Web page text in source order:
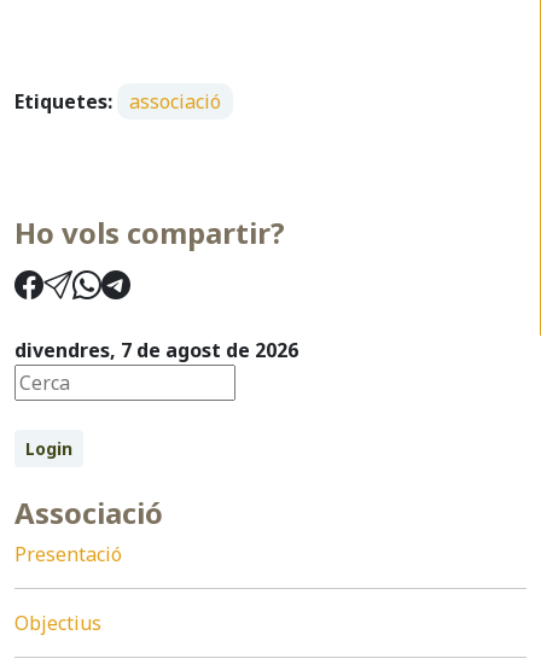
Etiquetes: associació
Ho vols compartir?
divendres, 7 de agost de 2026
Login
Associació
Presentació
Objectius